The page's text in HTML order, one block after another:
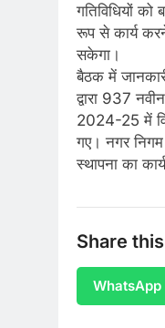
गतिविधियों
रूप से कार्य
सकेगा।
बैठक में
द्वारा 937
2024-25 में
गए। नगर
स्थापना का
Share
WhatsApp